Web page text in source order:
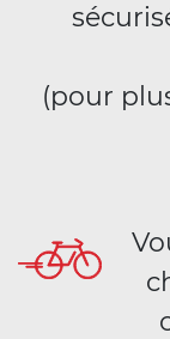
(pour